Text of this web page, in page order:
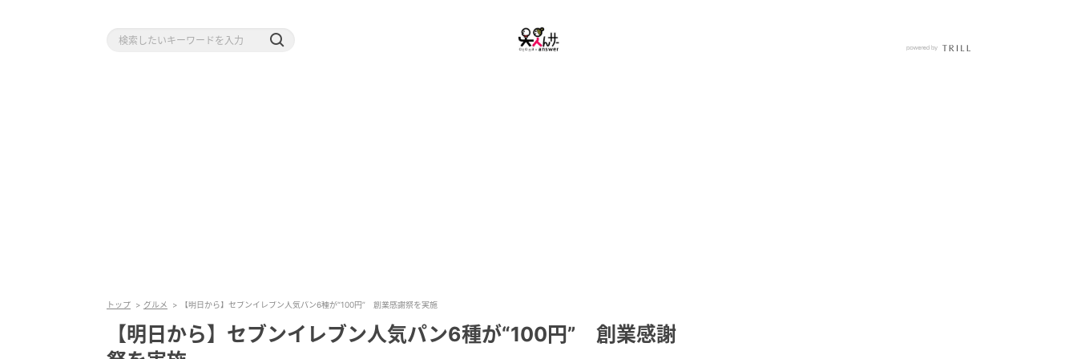
トップ グルメ 【明日から】セブンイレブン人気パン6種が“100円” 創業感謝祭を実施
【明日から】セブンイレブン人気パン6種が“100円” 創業感謝